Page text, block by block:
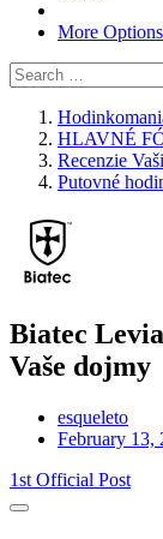
More Options
HLAVNÉ
Recenzie
Putovné
Biatec
Vaše dojmy
esqueleto
February 13,
1st Official Post